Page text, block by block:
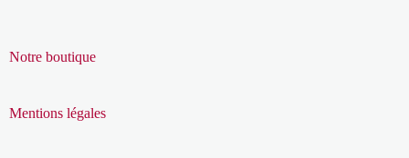
Notre boutique
Mentions légales